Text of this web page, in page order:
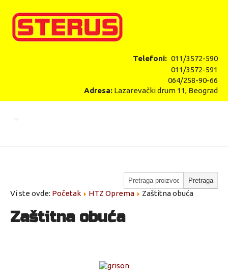
Telefoni: 011/3572-590
011/3572-591
064/258-90-66
Adresa: Lazarevački drum 11, Beograd
Vi ste ovde: Početak HTZ Oprema Zaštitna obuća
Zaštitna obuća